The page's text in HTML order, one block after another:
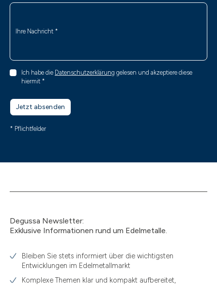
Ihre Nachricht *
Ich habe die Datenschutzerklärung gelesen und akzeptiere diese
hiermit *
Jetzt absenden
* Pflichtfelder
Degussa Newsletter:
Exklusive Informationen rund um Edelmetalle.
Bleiben Sie stets informiert über die wichtigsten
Entwicklungen im Edelmetallmarkt
Komplexe Themen klar und kompakt aufbereitet,